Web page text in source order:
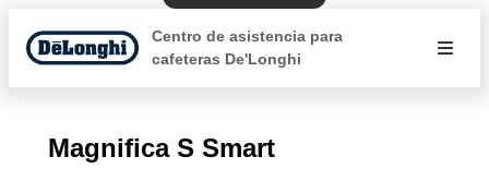
Centro de asistencia para
cafeteras De'Longhi
Magnifica S Smart